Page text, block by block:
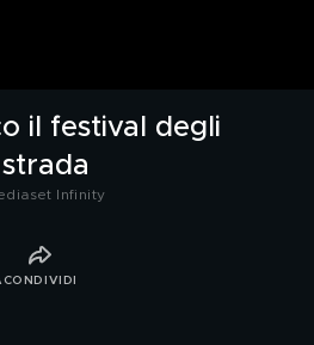
il festival degli
Infinity
CONDIVIDI